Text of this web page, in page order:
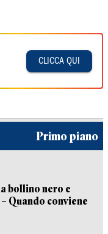
CLICCA QUI
Primo piano
bollino nero e
Quando conviene